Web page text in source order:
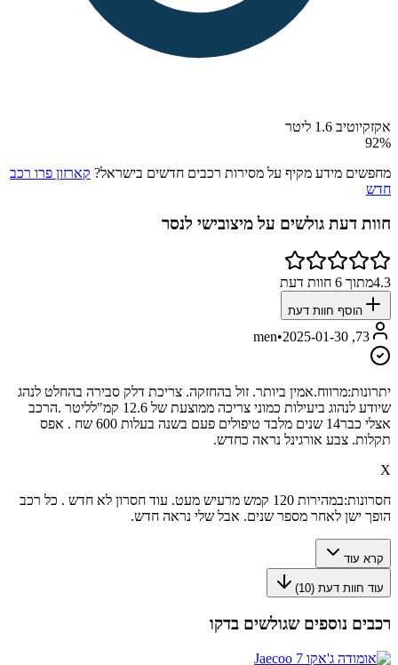
אקזקיוטיב 1.6 ליטר
92%
מחפשים מידע מקיף על מסירות רכבים חדשים בישראל? קארזון פרו רכב
חדש
חוות דעת גולשים עלמיצובישי לנסר
4.3מתוך 6 חוות דעת
הוסף חוות דעת
73, men
•2025-01-30
יתרונות:מרווח.אמין ביותר. זול בהחזקה. צריכת דלק סבירה בהחלט לנהג
שיודע לנהוג ביעילות כמוני צריכה ממוצעת של 12.6 קמ"לליטר .הרכב
אצלי כבר14 שנים מלבד טיפולים פעם בשנה בעלות 600 שח . אפס
תקלות. צבע אורגינל נראה כחדש.
X
חסרונות:
במהירות 120 קמש מרעיש מעט. עוד חסרון לא חדש . כל רכב
הופך ישן לאחר מספר שנים. אבל שלי נראה חדש.
קרא עוד
עוד חוות דעת (10
)
רכבים נוספים שגולשים בדקו